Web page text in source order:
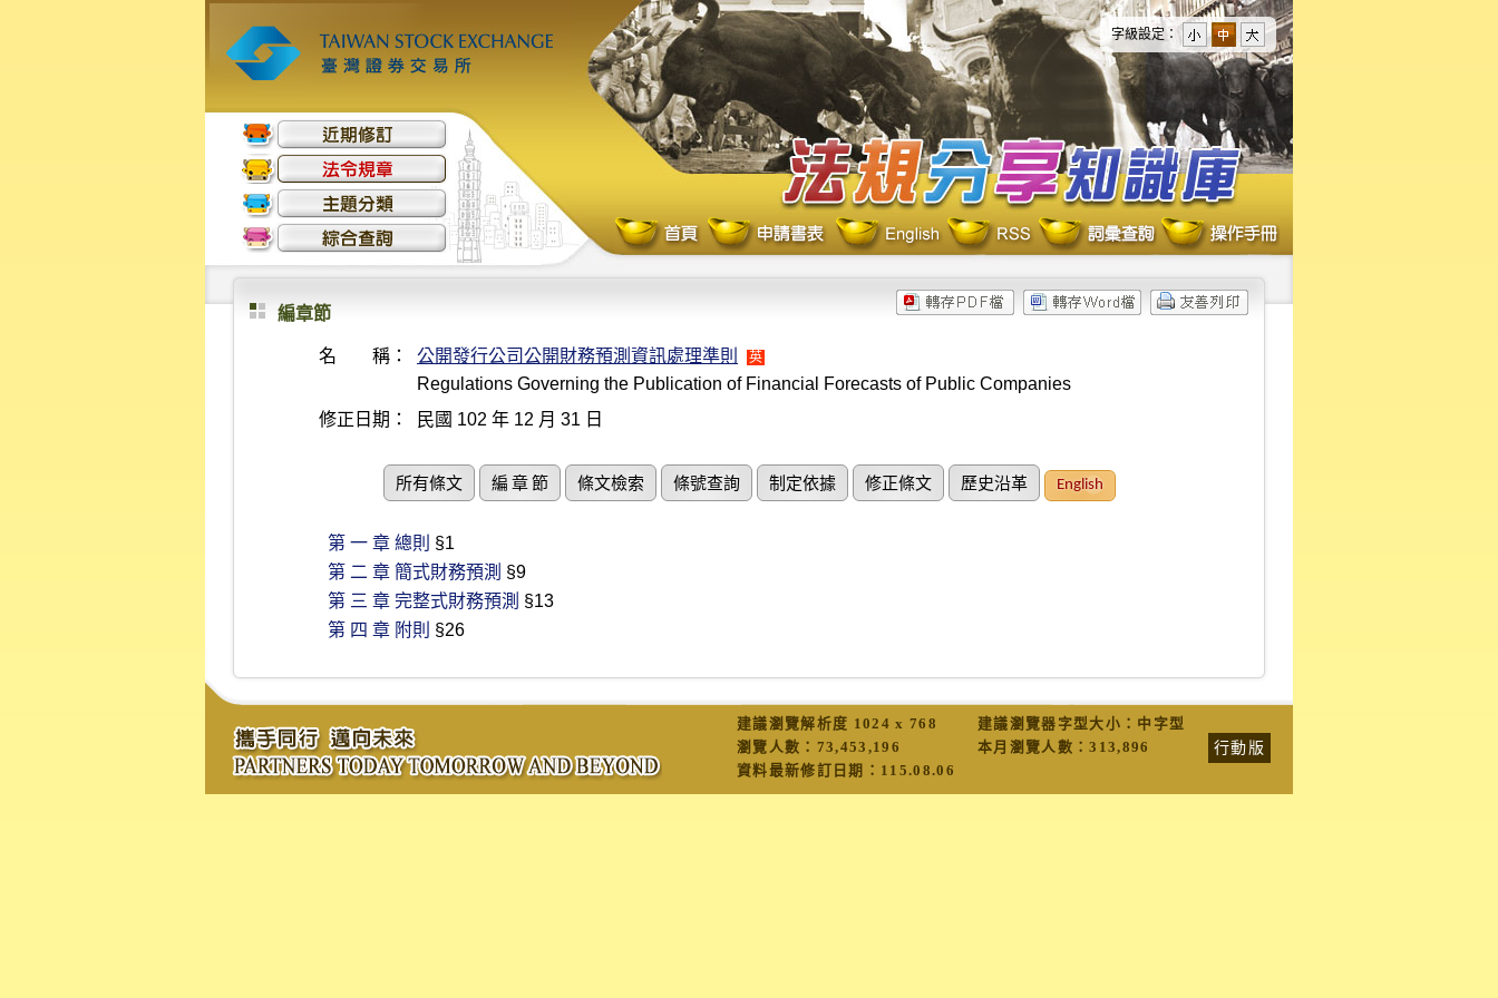
字級設定：
編章節
名 稱： 公開發行公司公開財務預測資訊處理準則 英
Regulations Governing the Publication of Financial Forecasts of Public Companies
修正日期：
民國 102 年 12 月 31 日
所有條文 編 章 節 條文檢索 條號查詢 制定依據 修正條文 歷史沿革 English
第 一 章 總則 §1
第 二 章 簡式財務預測 §9
第 三 章 完整式財務預測 §13
第 四 章 附則 §26
建議瀏覽解析度 1024 x 768 建議瀏覽器字型大小：中字型
行動版
瀏覽人數： 73,453,196 本月瀏覽人數：313,896
資料最新修訂日期： 115.08.06